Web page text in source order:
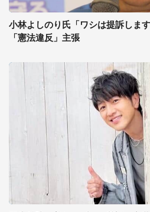
小林よしのり氏「ワシは提訴しま
「憲法違反」主張